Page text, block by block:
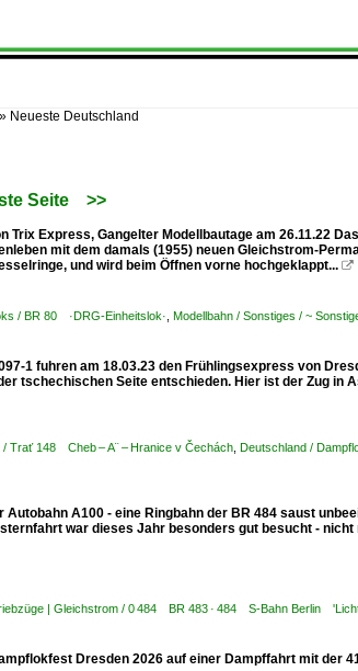
» Neueste Deutschland
Seite >>
Trix Express, Gangelter Modellbautage am 26.11.22
mit dem damals (1955) neuen Gleichstrom-
und wird beim Öffnen vorne hochgeklappt... 
/ BR 80 ·DRG-Einheitslok· Modellbahn / Sonstiges / ~
1 fuhren am 18.03.23 den Frühlingsexpress von
tschechischen Seite entschieden. Hier ist der Zug in
Trať 148 Cheb – A¨ – Hranice v Čechách Deutschland /
Autobahn A100 - eine Ringbahn der BR 484 saust
war dieses Jahr besonders gut besucht -
| Gleichstrom / 0 484 BR 483 · 484 S-Bahn Berlin
Dresden 2026 auf einer Dampffahrt mit der